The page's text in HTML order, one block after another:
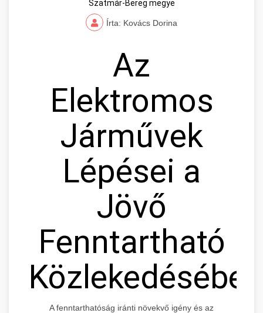
Szatmár-Bereg megye
Írta: Kovács Dorina
Az
Elektromos
Járművek
Lépései a
Jövő
Fenntartható
Közlekedésében
A fenntarthatóság iránti növekvő igény és az